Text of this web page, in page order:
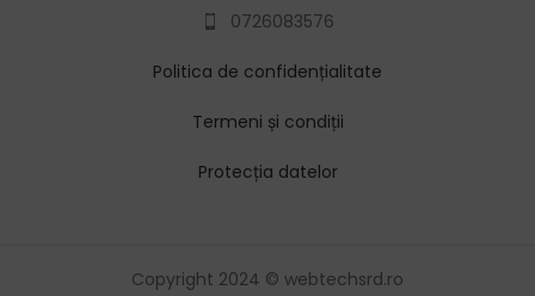
0726083576
Politica de confidențialitate
Termeni și condiții
Protecția datelor
Copyright 2024 © webtechsrd.ro